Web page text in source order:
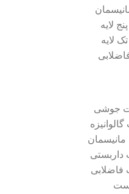
لایه
لایه
جوشی
داربستی
فاضلابی